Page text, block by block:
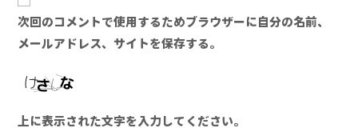
次回のコメントで使用するためブラウザーに自分の名前、
メールアドレス、サイトを保存する。
上に表示された文字を入力してください。